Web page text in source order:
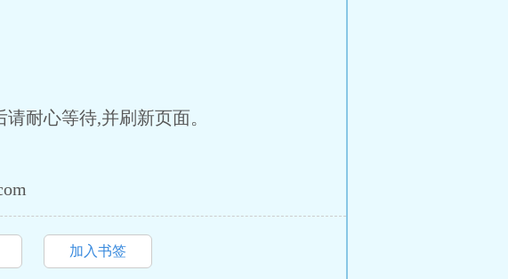
请耐心等待,并刷新页面。
加入书签